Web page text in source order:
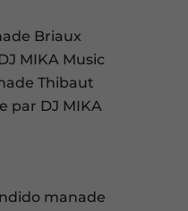
Briaux
MIKA Music
Thibaut
par DJ MIKA
manade